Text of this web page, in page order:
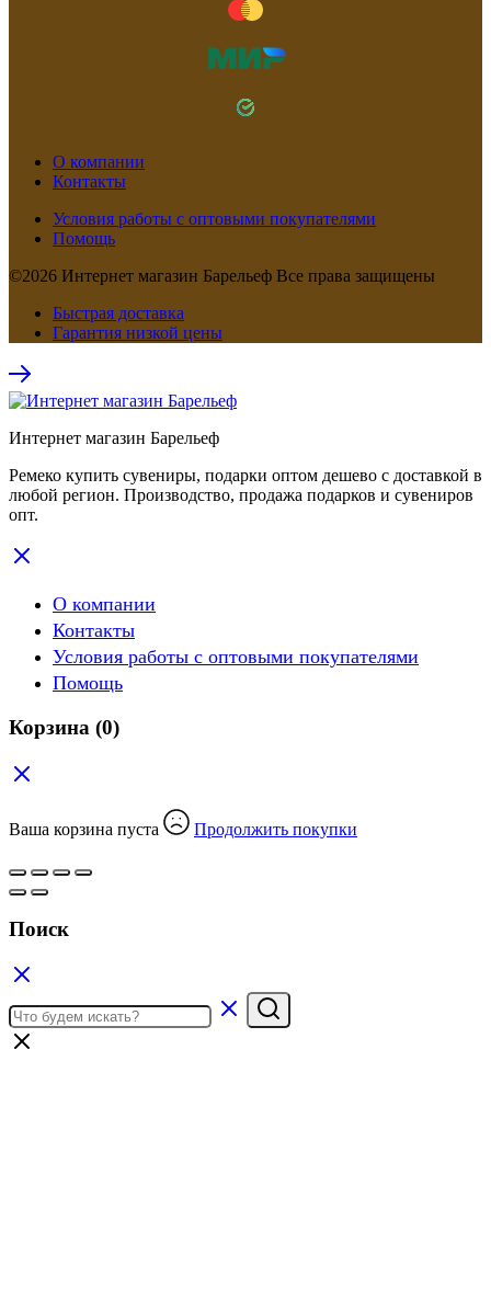
О компании
Контакты
Условия работы с оптовыми покупателями
Помощь
©2026 Интернет магазин Барельеф Все права защищены
Быстрая доставка
Гарантия низкой цены
Интернет магазин Барельеф
Ремеко купить сувениры, подарки оптом дешево с доставкой в
любой регион. Производство, продажа подарков и сувениров
опт.
О компании
Контакты
Условия работы с оптовыми покупателями
Помощь
Корзина (0)
Ваша корзина пуста Продолжить покупки
Поиск